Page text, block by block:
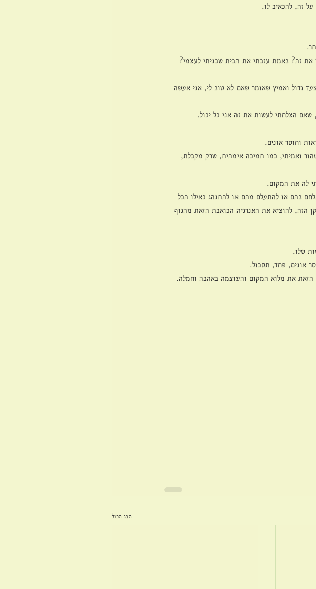
זה, להכאיב לו.
את זה? באמת עזבתי את הבית שבניתי לעצמי?
גדול ואמיץ שאומר שאם לא טוב לי, אני אעשה
הצלחתי לעשות את זה אני כל יכול.
וחוסר אונים.
ואמיתי, כמו תמיכה אימהית, שרק מקבלת,
לה את המקום.
בהם או להתעלם מהם או להתנהג כאילו הכל
הזה, להוציא את האנרגיה הכואבת הזאת מהגוף
שלו.
אונים, פחד, תסכול.
הזאת את מלוא המקום והעוצמה באהבה וחמלה.
הצג הכול